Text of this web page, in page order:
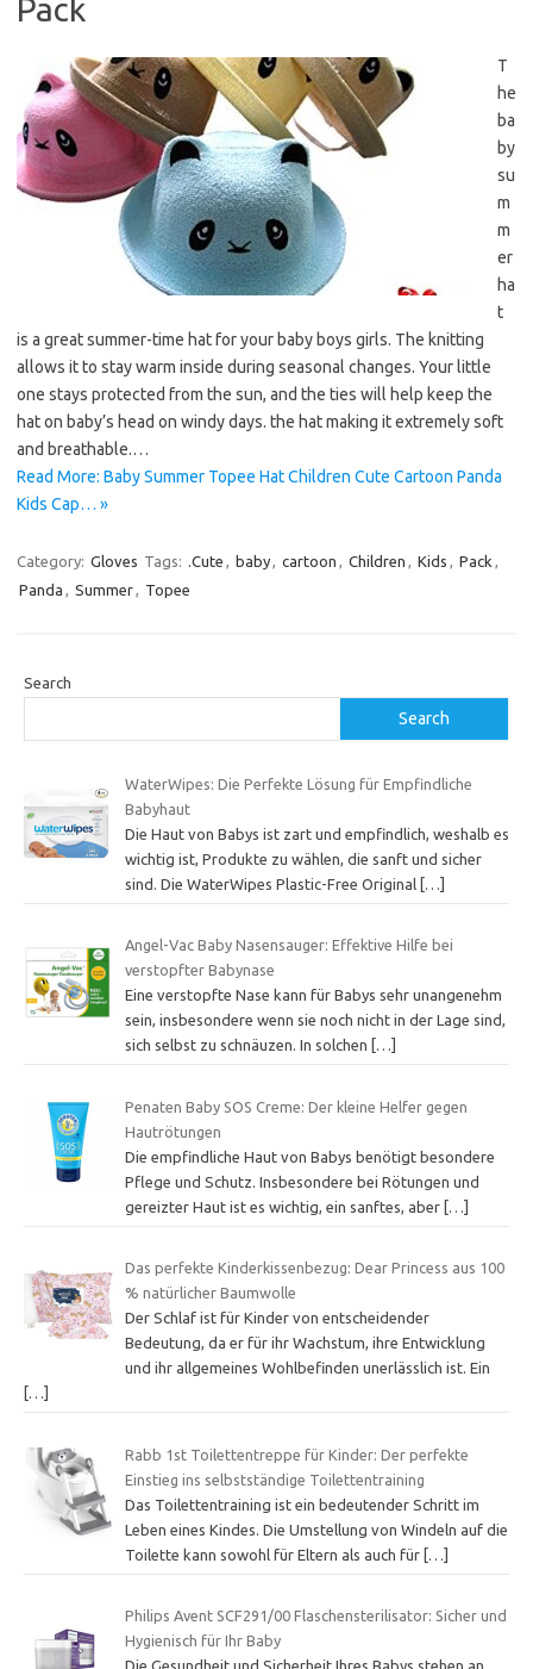
Pack
T
he
ba
by
su
m
m
er
ha
t
is a great summer-time hat for your baby boys girls. The knitting
allows it to stay warm inside during seasonal changes. Your little
one stays protected from the sun, and the ties will help keep the
hat on baby’s head on windy days. the hat making it extremely soft
and breathable.…
Read More: Baby Summer Topee Hat Children Cute Cartoon Panda
Kids Cap… »
Category: Gloves Tags: .Cute , baby, cartoon , Children , Kids , Pack ,
Panda , Summer, Topee
Search
Search
WaterWipes: Die Perfekte Lösung für Empfindliche
Babyhaut
Die Haut von Babys ist zart und empfindlich, weshalb es
wichtig ist, Produkte zu wählen, die sanft und sicher
sind. Die WaterWipes Plastic-Free Original […]
Angel-Vac Baby Nasensauger: Effektive Hilfe bei
verstopfter Babynase
Eine verstopfte Nase kann für Babys sehr unangenehm
sein, insbesondere wenn sie noch nicht in der Lage sind,
sich selbst zu schnäuzen. In solchen
[…]
Penaten Baby SOS Creme: Der kleine Helfer gegen
Hautrötungen
Die empfindliche Haut von Babys benötigt besondere
Pflege und Schutz. Insbesondere bei Rötungen und
gereizter Haut ist es wichtig, ein sanftes, aber […]
Das perfekte Kinderkissenbezug: Dear Princess aus 100
% natürlicher Baumwolle
Der Schlaf ist für Kinder von entscheidender
Bedeutung, da er für ihr Wachstum, ihre Entwicklung
und ihr allgemeines Wohlbefinden unerlässlich ist. Ein
[…]
Rabb 1st Toilettentreppe für Kinder: Der perfekte
Einstieg ins selbstständige Toilettentraining
Das Toilettentraining ist ein bedeutender Schritt im
Leben eines Kindes. Die Umstellung von Windeln auf die
Toilette kann sowohl für Eltern als auch für […]
Philips Avent SCF291/00 Flaschensterilisator: Sicher und
Hygienisch für Ihr Baby